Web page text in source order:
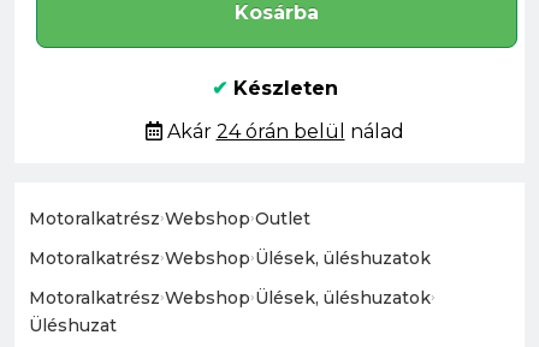
Kosárba
✔ Készleten
Akár 24 órán belül nálad
Motoralkatrész›Webshop›Outlet
Motoralkatrész›Webshop›Ülések, üléshuzatok
Motoralkatrész›Webshop›Ülések, üléshuzatok›
Üléshuzat